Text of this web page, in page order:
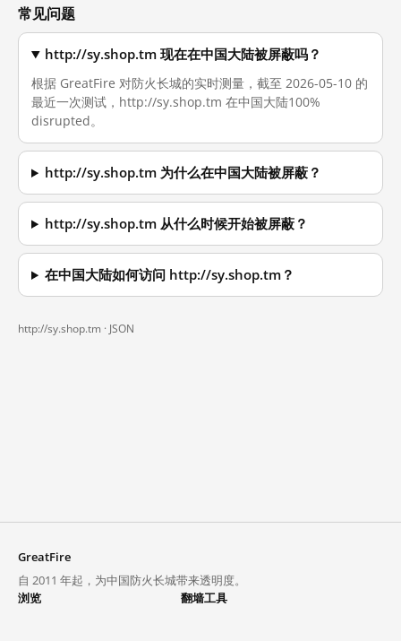
常见问题
http://sy.shop.tm 现在在中国大陆被屏蔽吗？
根据 GreatFire 对防火长城的实时测量，截至 2026-05-10 的
最近一次测试，http://sy.shop.tm 在中国大陆100%
disrupted。
http://sy.shop.tm 为什么在中国大陆被屏蔽？
http://sy.shop.tm 从什么时候开始被屏蔽？
在中国大陆如何访问 http://sy.shop.tm？
http://sy.shop.tm · JSON
GreatFire
自 2011 年起，为中国防火长城带来透明度。
浏览
翻墙工具